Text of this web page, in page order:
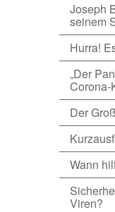
Joseph
seinem
Hurra!
„Der
Corona-
Der
Wann
Viren?